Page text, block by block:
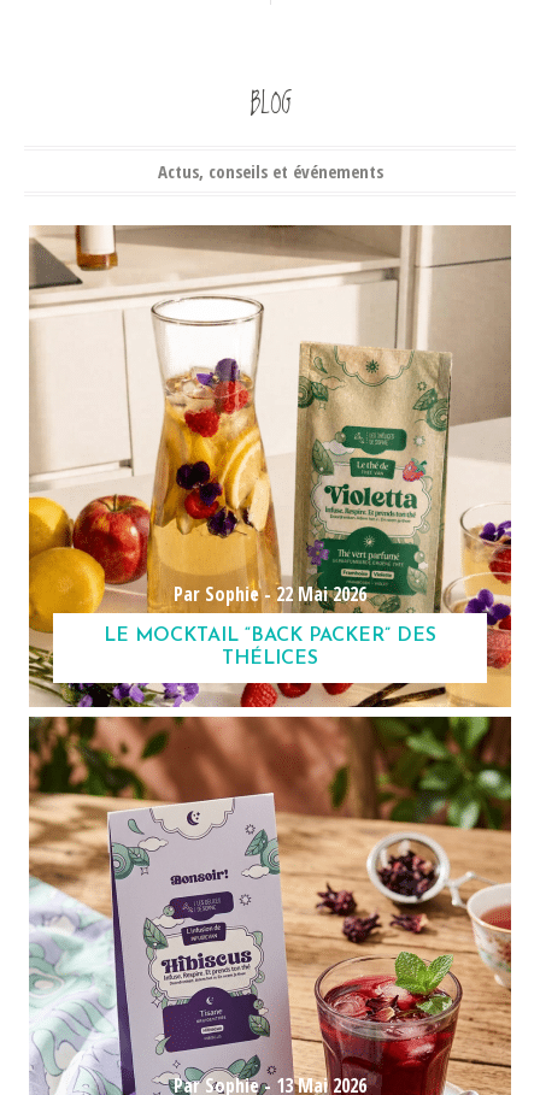
BLOG
Actus, conseils et événements
Par Sophie -22 Mai 2026
LE MOCKTAIL “BACK PACKER” DES
THÉLICES
Par Sophie -13 Mai 2026